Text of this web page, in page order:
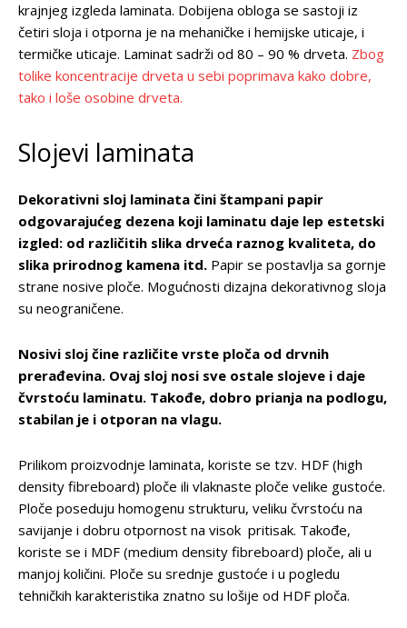
krajnjeg izgleda laminata. Dobijena obloga se sastoji iz
četiri sloja i otporna je na mehaničke i hemijske uticaje, i
termičke uticaje. Laminat sadrži od 80 – 90 % drveta. Zbog
tolike koncentracije drveta u sebi poprimava kako dobre,
tako i loše osobine drveta.
Slojevi laminata
Dekorativni sloj laminata čini štampani papir
odgovarajućeg dezena koji laminatu daje lep estetski
izgled: od različitih slika drveća raznog kvaliteta, do
slika prirodnog kamena itd. Papir se postavlja sa gornje
strane nosive ploče. Mogućnosti dizajna dekorativnog sloja
su neograničene.
Nosivi sloj čine različite vrste ploča od drvnih
prerađevina. Ovaj sloj nosi sve ostale slojeve i daje
čvrstoću laminatu. Takođe, dobro prianja na podlogu,
stabilan je i otporan na vlagu.
Prilikom proizvodnje laminata, koriste se tzv. HDF (high
density fibreboard) ploče ili vlaknaste ploče velike gustoće.
Ploče poseduju homogenu strukturu, veliku čvrstoću na
savijanje i dobru otpornost na visok pritisak. Takođe,
koriste se i MDF (medium density fibreboard) ploče, ali u
manjoj količini. Ploče su srednje gustoće i u pogledu
tehničkih karakteristika znatno su lošije od HDF ploča.